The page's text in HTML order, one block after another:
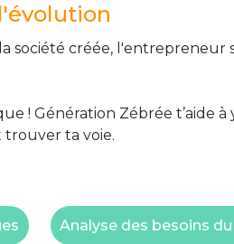
société créée,
! Génération Zébrée t’aide
ta voie.
Analyse des besoins